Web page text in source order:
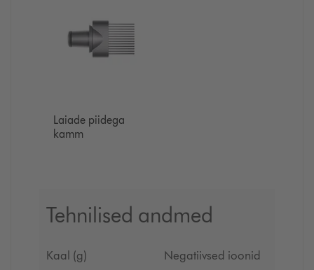
Laiade piidega
kamm
Tehnilised andmed
Kaal (g) Negatiivsed ioonid